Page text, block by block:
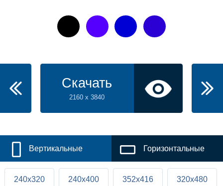
Скачать
2160 x 3840
Вертикальные Горизонтальные
240x320 240x400 352x416 320x480